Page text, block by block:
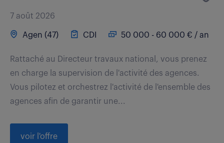
7 août 2026
Agen (47) CDI 50 000 - 60 000 € / an
Rattaché au Directeur travaux national, vous prenez
en charge la supervision de l'activité des agences.
Vous pilotez et orchestrez l'activité de l'ensemble des
agences afin de garantir une...
voir l'offre